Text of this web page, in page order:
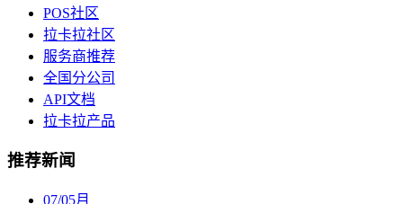
POS社区
拉卡拉社区
服务商推荐
全国分公司
API文档
拉卡拉产品
推荐新闻
07/05月